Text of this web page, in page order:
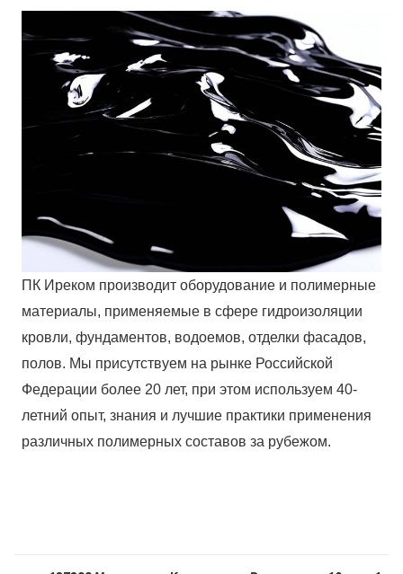
ПК Иреком производит оборудование и полимерные
материалы, применяемые в сфере гидроизоляции
кровли, фундаментов, водоемов, отделки фасадов,
полов. Мы присутствуем на рынке Российской
Федерации более 20 лет, при этом используем 40-
летний опыт, знания и лучшие практики применения
различных полимерных составов за рубежом.